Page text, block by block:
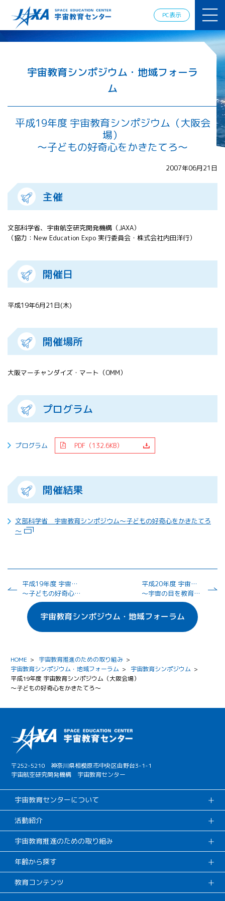
PC表示
ミー
ロスペース
情報の発
信
宇宙を活用
体験的学
習機会の
提供（国
際）
関会議）宇
All 分科会
APRSAF宇宙
APRSAFポス
宇宙教育会
ISEB学生派
宇宙教育シンポジウム・地域フォーラ
ム
平成19年度 宇宙教育シンポジウム（大阪会
場）
～子どもの好奇心をかきたてろ～
2007年06月21日
主催
文部科学省、宇宙航空研究開発機構（JAXA）
（協力：New Education Expo 実行委員会・株式会社内田洋行）
開催日
平成19年6月21日(木)
開催場所
大阪マーチャンダイズ・マート（OMM）
プログラム
プログラム PDF（132.6KB）
開催結果
文部科学省 宇宙教育シンポジウム～子どもの好奇心をかきたてろ
～
平成19年度 宇宙教育シンポジウム（東京会場）
～子どもの好奇心をかきたてろ～
平成20年度 宇宙教育シンポジウム（東京会場）
～宇宙の目を教育に活かす～
宇宙教育シンポジウム・地域フォーラム
HOME > 宇宙教育推進のための取り組み >
宇宙教育シンポジウム・地域フォーラム > 宇宙教育シンポジウム >
平成19年度 宇宙教育シンポジウム（大阪会場）
～子どもの好奇心をかきたてろ～
〒252-5210 神奈川県相模原市中央区由野台3-1-1
宇宙航空研究開発機構 宇宙教育センター
宇宙教育センターについて
活動紹介
宇宙教育推進のための取り組み
年齢から探す
教育コンテンツ